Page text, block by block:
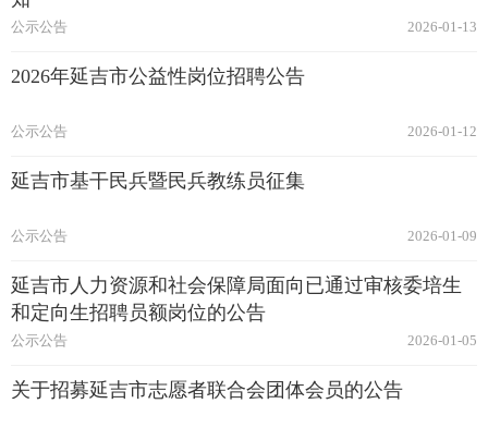
2026-01-13
公示公告
2026年延吉市公益性岗位招聘公告
2026-01-12
公示公告
延吉市基干民兵暨民兵教练员征集
2026-01-09
公示公告
延吉市人力资源和社会保障局面向已通过审核委培生
和定向生招聘员额岗位的公告
2026-01-05
公示公告
关于招募延吉市志愿者联合会团体会员的公告